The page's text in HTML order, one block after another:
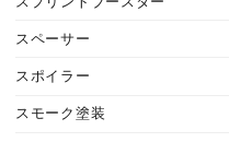
スペーサー
スポイラー
スモーク塗装